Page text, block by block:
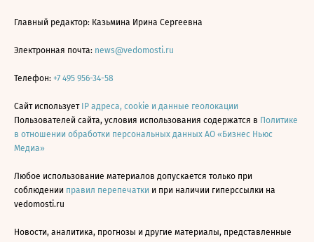
Главный редактор: Казьмина Ирина Сергеевна
Электронная почта: news@vedomosti.ru
Телефон: +7 495 956-34-58
Сайт использует IP адреса, cookie и данные геолокации
Пользователей сайта, условия использования содержатся в Политике
в отношении обработки персональных данных АО «Бизнес Ньюс
Медиа»
Любое использование материалов допускается только при
соблюдении правил перепечатки и при наличии гиперссылки на
vedomosti.ru
Новости, аналитика, прогнозы и другие материалы, представленные